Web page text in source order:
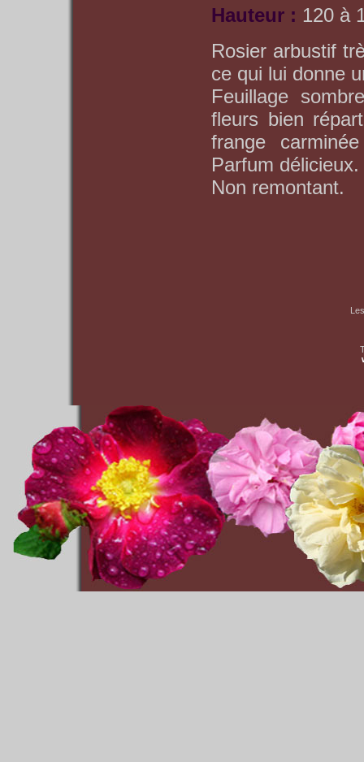
Hauteur : 120 à
Rosier arbustif
ce qui lui donne
Feuillage
fleurs bien
frange
Parfum délicieux.
Non remontant.